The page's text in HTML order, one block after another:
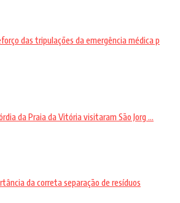
das tripulações da emergência médica p
da Praia da Vitória visitaram São Jorg ...
da correta separação de resíduos